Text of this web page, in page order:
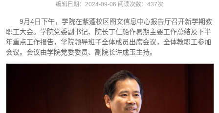
编辑日期：2024-09-06 阅读次数： 437次
9月4日下午，学院在紫蓬校区图文信息中心报告厅召开新学期教
职工大会。学院党委副书记、院长丁仁船作暑期主要工作总结及下半
年重点工作报告，学院领导班子全体成员出席会议，全体教职工参加
会议。会议由学院党委委员、副院长许成玉主持。